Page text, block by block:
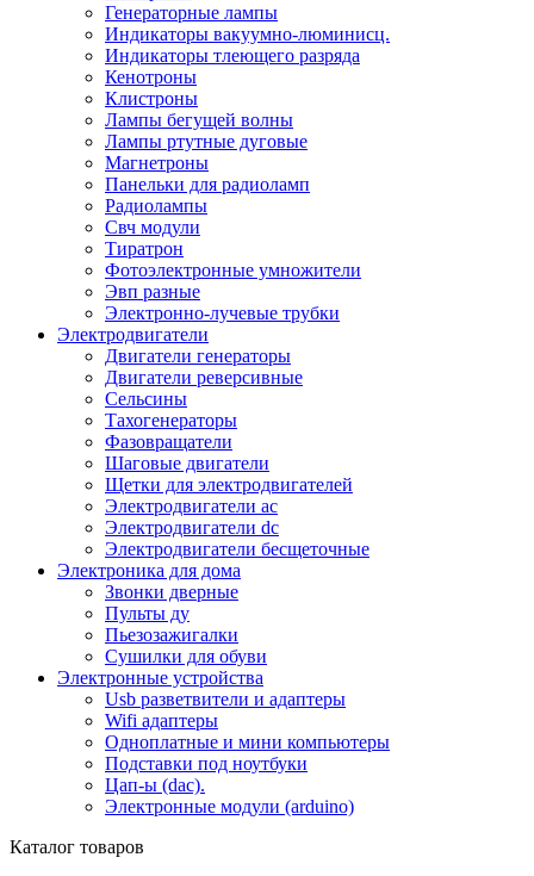
Генераторные лампы
Индикаторы вакуумно-люминисц.
Индикаторы тлеющего разряда
Кенотроны
Клистроны
Лампы бегущей волны
Лампы ртутные дуговые
Магнетроны
Панельки для радиоламп
Радиолампы
Свч модули
Тиратрон
Фотоэлектронные умножители
Эвп разные
Электронно-лучевые трубки
Электродвигатели
Двигатели генераторы
Двигатели реверсивные
Сельсины
Тахогенераторы
Фазовращатели
Шаговые двигатели
Щетки для электродвигателей
Электродвигатели ac
Электродвигатели dc
Электродвигатели бесщеточные
Электроника для дома
Звонки дверные
Пульты ду
Пьезозажигалки
Сушилки для обуви
Электронные устройства
Usb разветвители и адаптеры
Wifi адаптеры
Одноплатные и мини компьютеры
Подставки под ноутбуки
Цап-ы (dac).
Электронные модули (arduino)
Каталог товаров